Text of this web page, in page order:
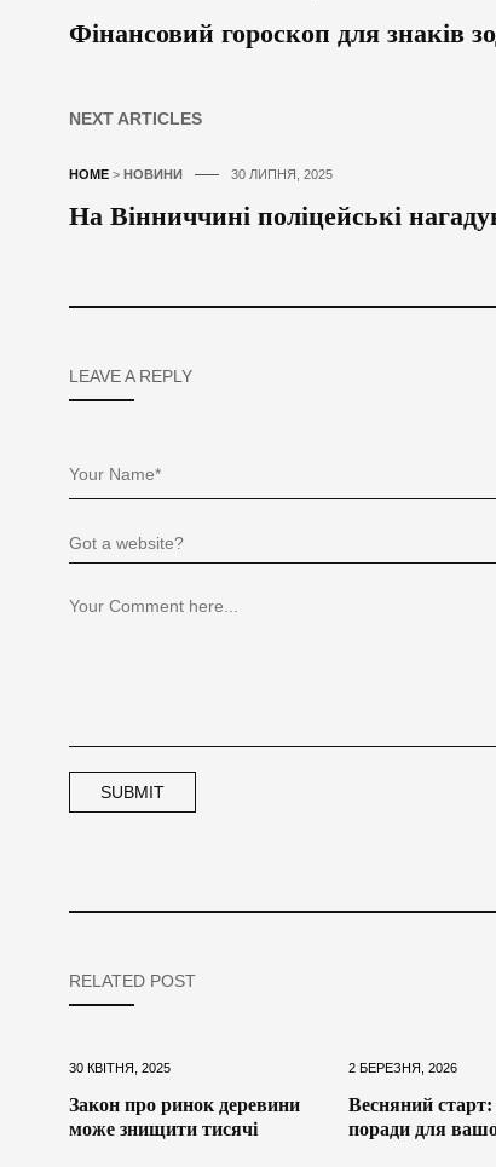
Фінансовий гороскоп для знаків
NEXT ARTICLES
HOME > НОВИНИ 30 ЛИПНЯ, 2025
На Вінниччині поліцейські
LEAVE A REPLY
RELATED POST
30 КВІТНЯ, 2025
Закон про ринок деревини
може знищити тисячі
2 БЕРЕЗНЯ, 2026
Весняний старт:
поради для